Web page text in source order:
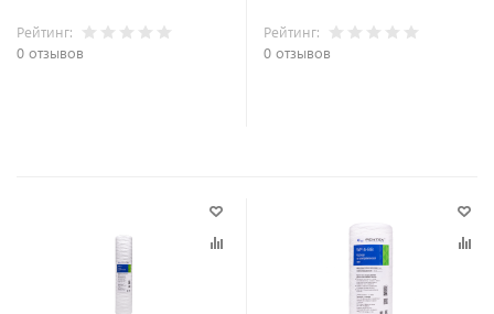
Рейтинг:
0 отзывов
Рейтинг:
0 отзывов